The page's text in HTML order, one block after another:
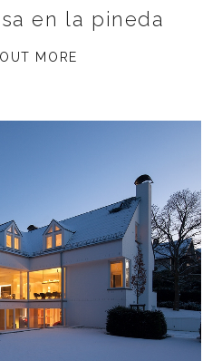
en la pineda
MORE